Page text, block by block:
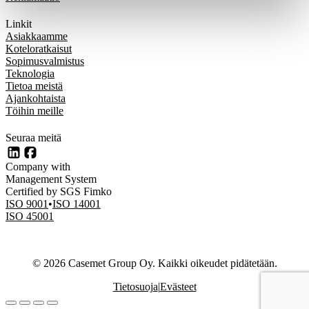
Linkit
Asiakkaamme
Koteloratkaisut
Sopimusvalmistus
Teknologia
Tietoa meistä
Ajankohtaista
Töihin meille
Seuraa meitä
LinkedIn
Facebook
Company with
Management System
Certified by SGS Fimko
ISO 9001 ISO 14001
ISO 45001
© 2026 Casemet Group Oy. Kaikki oikeudet pidätetään.
Tietosuoja Evästeet